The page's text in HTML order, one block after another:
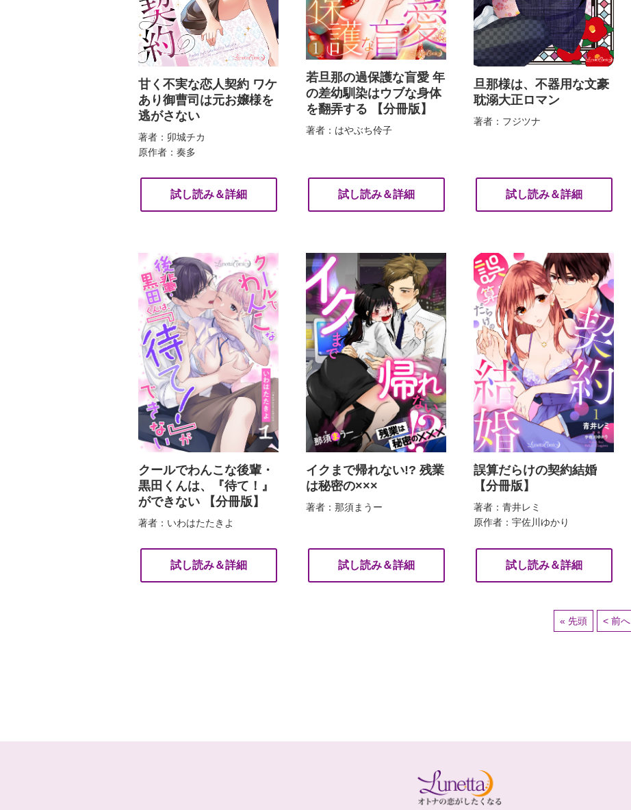
甘く不実な恋人契約 ワケ
あり御曹司は元お嬢様を
逃がさない
著者：卯城チカ
原作者：奏多
試し読み＆詳細
若旦那の過保護な盲愛 年
の差幼馴染はウブな身体
を翻弄する 【分冊版】
著者：はやぶち伶子
試し読み＆詳細
旦那様は、不器用な文豪
耽溺大正ロマン
著者：フジツナ
試し読み＆詳細
クールでわんこな後輩・
黒田くんは、『待て！』
ができない 【分冊版】
著者：いわはたたきよ
試し読み＆詳細
イクまで帰れない!? 残業
は秘密の×××
著者：那須まうー
試し読み＆詳細
誤算だらけの契約結婚
【分冊版】
著者：青井レミ
原作者：宇佐川ゆかり
試し読み＆詳細
« 先頭 < 前へ